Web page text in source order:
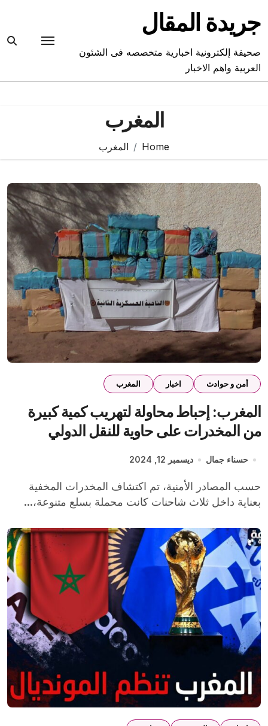
content
جريدة المقال
صحيفة إلكترونية اخبارية متخصصه فى الشئون
العربية واهم الاخبار
المغرب
Home المغرب
أمن و حوادث اخبار المغرب
المغرب: إحباط محاولة لتهريب كمية كبيرة
من المخدرات على حاوية للنقل الدولي
حسناء جمال ديسمبر 12, 2024
حسب المصادر الأمنية، تم اكتشاف المخدرات المخفية
بعناية داخل ثلاث شاحنات كانت محملة بسلع متنوعة،...